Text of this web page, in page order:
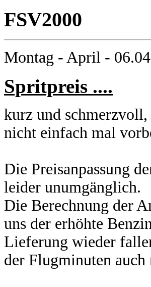
FSV2000
Montag - April -
Spritpreis ....
kurz und schmerzvoll,
nicht einfach mal
Die Preisanpassung
leider unumgänglich.
Die Berechnung der
uns der erhöhte
Lieferung wieder
der Flugminuten auch